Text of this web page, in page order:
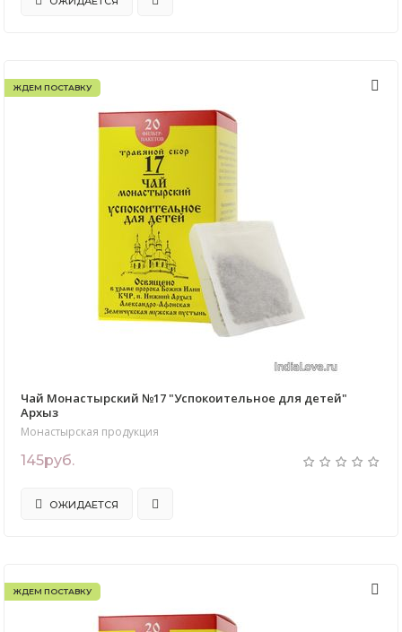
ЖДЕМ ПОСТАВКУ
Чай Монастырский №17 "Успокоительное для детей"
Архыз
Монастырская продукция
145руб.
ОЖИДАЕТСЯ
ЖДЕМ ПОСТАВКУ